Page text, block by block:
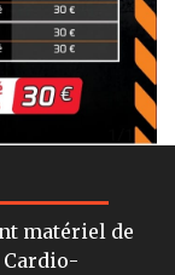
matériel de